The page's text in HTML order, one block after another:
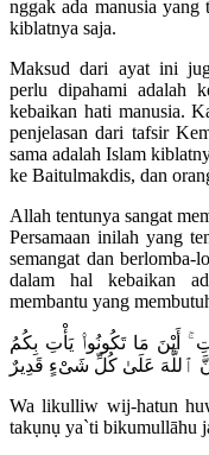
nggak ada manusia
kiblatnya saja.
Maksud dari ayat ini
perlu dipahami adalah
kebaikan hati manusia.
penjelasan dari tafsir
sama adalah Islam
ke Baitulmakdis, dan
Allah tentunya sangat
Persamaan inilah yang
semangat dan berlomba-
dalam hal kebaikan
membantu yang
أَيْنَ مَا تَكُونُوا۟ يَأْتِ بِكُمُ
ٱللَّهَ عَلَىٰ كُلِّ شَىْءٍ قَدِيرٌ
Wa likulliw wij-hatun
takụnụ ya`ti bikumullāhu